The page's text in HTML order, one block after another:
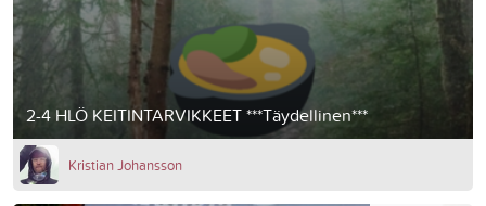
2-4 HLÖ KEITINTARVIKKEET ***Täydellinen***
Kristian Johansson